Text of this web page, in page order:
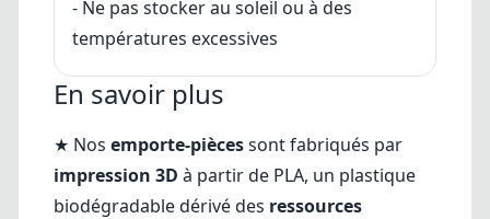
En savoir plus
★ Nos emporte-piècessont fabriqués par
impression 3D à partir de PLA, un plastique
biodégradable dérivé des ressources
- Ne pas stocker au soleil ou à des
températures excessives